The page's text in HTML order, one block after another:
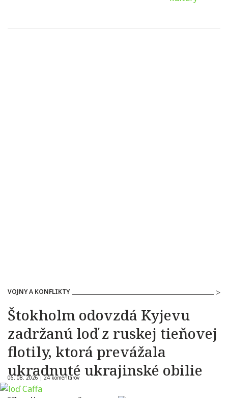
VOJNY A KONFLIKTY
Štokholm odovzdá Kyjevu
zadržanú loď z ruskej tieňovej
flotily, ktorá prevážala
ukradnuté ukrajinské obilie
06. 08. 2026 |24 komentárov